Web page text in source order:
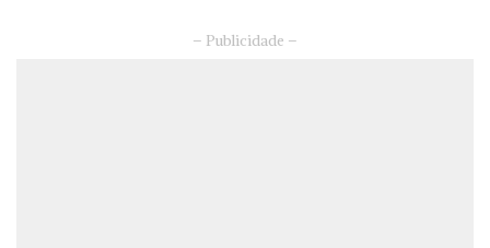
– Publicidade –